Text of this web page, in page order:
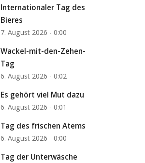
Internationaler Tag des
Bieres
7. August 2026 - 0:00
Wackel-mit-den-Zehen-
Tag
6. August 2026 - 0:02
Es gehört viel Mut dazu
6. August 2026 - 0:01
Tag des frischen Atems
6. August 2026 - 0:00
Tag der Unterwäsche